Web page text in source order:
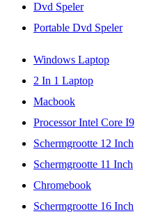
Dvd Speler
Portable Dvd Speler
Windows Laptop
2 In 1 Laptop
Macbook
Processor Intel Core I9
Schermgrootte 12 Inch
Schermgrootte 11 Inch
Chromebook
Schermgrootte 16 Inch